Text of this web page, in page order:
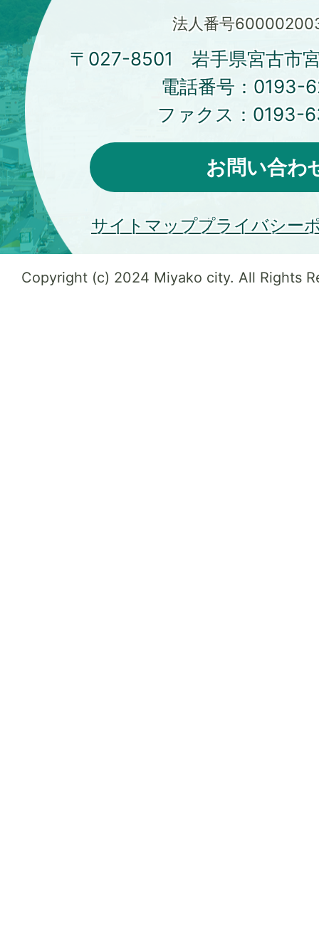
法人番号
〒027-8501 岩手県宮古市
電話番号： 0193-
ファクス： 0193-
お問い合わ
サイトマッププライバシー
Copyright (c) 2024 Miyako city. All Rights